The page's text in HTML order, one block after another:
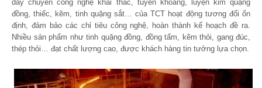
dây chuyền công nghệ khai thác, tuyển khoáng, luyện kim quặng
đồng, thiếc, kẽm, tinh quặng sắt… của TCT hoạt động tương đối ổn
định, đảm bảo các chỉ tiêu công nghệ, hoàn thành kế hoạch đề ra.
Nhiều sản phẩm như tinh quặng đồng, đồng tấm, kẽm thỏi, gang đúc,
thép thỏi… đạt chất lượng cao, được khách hàng tin tưởng lựa chọn.